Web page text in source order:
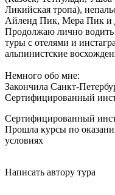
Ликийская тропа),
Айленд Пик, Мера Пик и
Продолжаю лично
туры с отелями и
альпинистские
Немного обо мне:
Закончила Санкт-
Сертифицированный
Сертифицированный
Прошла курсы по
условиях
Написать автору тура